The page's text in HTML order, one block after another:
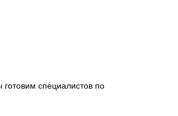
готовим специалистов по